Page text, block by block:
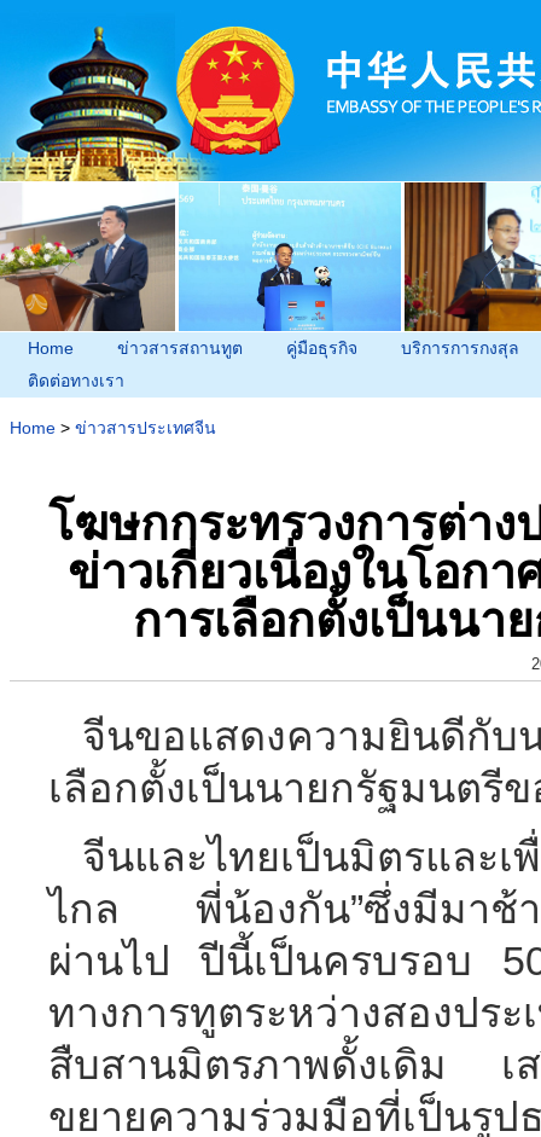
Home ข่าวสารสถานทูต คู่มือธุรกิจ
บริการการกงสุล
ติดต่อทางเรา
Home > ข่าวสารประเทศจีน
โฆษกกระทรวงการต่า
ข่าวเกี่ยวเนื่องในโอก
การเลือกตั้งเป็นน
จีนขอแสดงความยินดีกั
เลือกตั้งเป็นนายกรัฐมนตรีข
จีนและไทยเป็นมิตรแล
ไกล พี่น้องกัน”ซึ่งมีมาช้า
ผ่านไป ปีนี้เป็นครบรอบ
ทางการทูตระหว่างสองป
สืบสานมิตรภาพดั้งเดิม เส
ขยายความร่วมมือที่เป็นรู